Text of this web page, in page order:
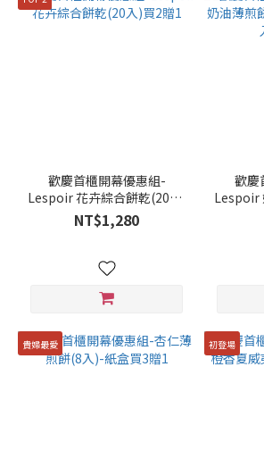
餅
三
種
(2)
歡慶首櫃開幕優惠組-
Lespoir 花卉綜合餅乾(20入)
買2贈1
NT$1,280
歡慶
Lespoir
仁薄
貴婦最愛 初登場